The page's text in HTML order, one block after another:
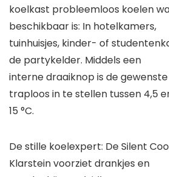
koelkast probleemloos koelen
beschikbaar is: In hotelkamers,
tuinhuisjes, kinder- of
de partykelder. Middels een
interne draaiknop is de
traploos in te stellen tussen 4,5
15 °C.
De stille koelexpert: De Silent
Klarsteinvoorziet drankjes en